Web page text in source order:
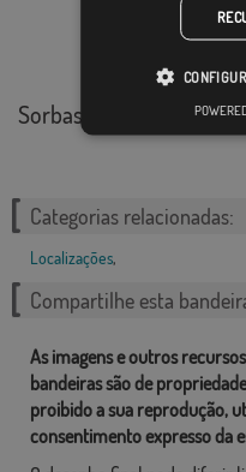
Sorbas
Categorias relacionadas:
Localizações,
Compartilhe esta
As imagens e outros
bandeiras são de
proibido a sua reprodução,
consentimento expresso da